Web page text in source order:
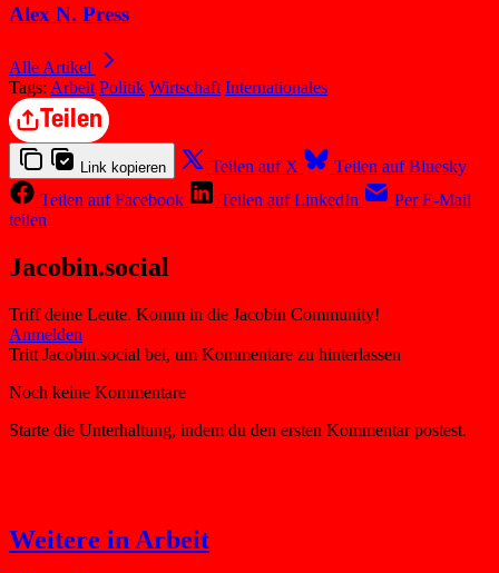
Alex N. Press
Alle Artikel
Tags: Arbeit Politik Wirtschaft Internationales
Teilen
Link kopieren Teilen auf X
Teilen auf Bluesky
Teilen auf Facebook
Teilen auf LinkedIn
Per E-Mail
teilen
Jacobin.social
Triff deine Leute. Komm in die Jacobin Community!
Weitere in Arbeit